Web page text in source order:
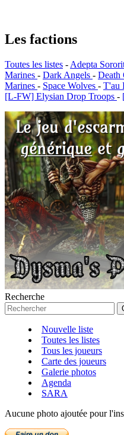
Les factions
Toutes les listes - Adepta
Marines - Dark Angels - Death
Marines - Space Wolves - T'au
[L-FW] Elysian Drop Troops -
Recherche
Nouvelle liste
Toutes les listes
Tous les joueurs
Carte des joueurs
Galerie photos
Agenda
SARA
Aucune photo ajoutée pour